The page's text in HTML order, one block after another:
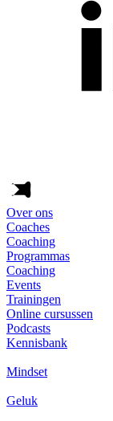
Over ons
Coaches
Coaching
Programmas
Coaching
Events
Trainingen
Online cursussen
Podcasts
Kennisbank
Mindset
Geluk